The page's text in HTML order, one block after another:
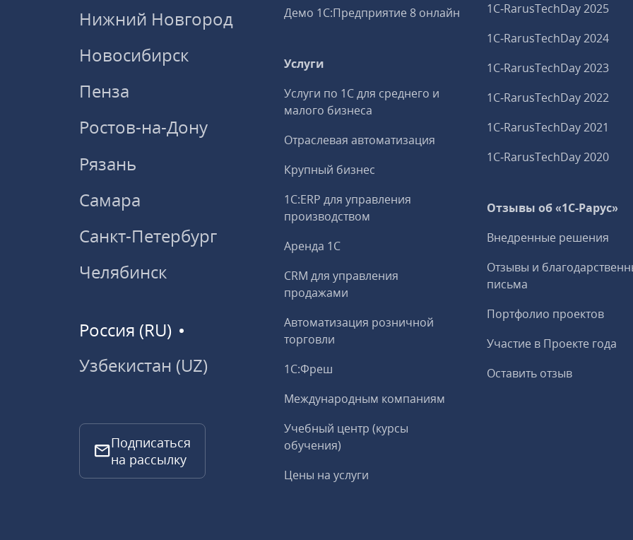
Нижний Новгород
Новосибирск
Пенза
Ростов-на-Дону
Рязань
Самара
Санкт-Петербург
Челябинск
Россия (RU)
Узбекистан (UZ)
Подписаться
на рассылку
Демо 1С:Предприятие 8 онлайн
Услуги
Услуги по 1С для среднего и
малого бизнеса
Отраслевая автоматизация
Крупный бизнес
1С:ERP для управления
производством
Аренда 1С
CRM для управления
продажами
Автоматизация розничной
торговли
1С:Фреш
Международным компаниям
Учебный центр (курсы
обучения)
Цены на услуги
1C‑RarusTechDay 2025
1C‑RarusTechDay 2024
1C‑RarusTechDay 2023
1C‑RarusTechDay 2022
1C‑RarusTechDay 2021
1C‑RarusTechDay 2020
Отзывы об «1С-Рарус»
Внедренные решения
Отзывы и
письма
Портфолио проектов
Участие в Проекте года
Оставить отзыв